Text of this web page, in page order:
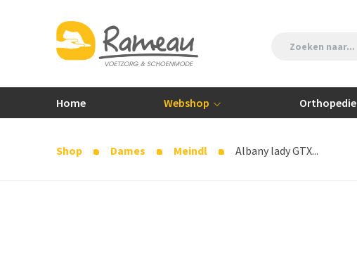
Home Webshop Orthopedie
Shop Dames Meindl Albany lady GTX...